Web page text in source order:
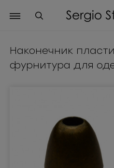
Наконечник
фурнитура для